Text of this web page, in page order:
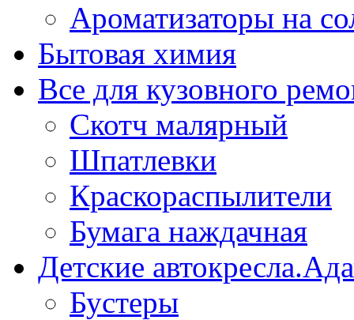
Ароматизаторы на
Бытовая химия
Все для кузовного
Скотч малярный
Шпатлевки
Краскораспылители
Бумага наждачная
Детские
Бустеры